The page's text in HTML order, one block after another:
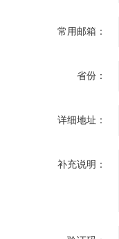
常用邮箱：
省份：
详细地址：
补充说明：